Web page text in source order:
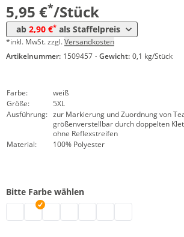
5,95 €*/Stück
ab 2,90 €* als Staffelpreis
*inkl. MwSt. zzgl.Versandkosten
Artikelnummer: 1509457 · Gewicht: 0,1 kg/Stück
Farbe:
weiß
Größe:
5XL
Ausführung: zur Markierung und Zuordnung von
größenverstellbar durch doppelten
ohne Reflexstreifen
Material:
100% Polyester
Bitte Farbe wählen
Kennzeichnungsweste | schwarz
Kennzeichnungsweste | weiß
Kennzeichnungsweste | blau